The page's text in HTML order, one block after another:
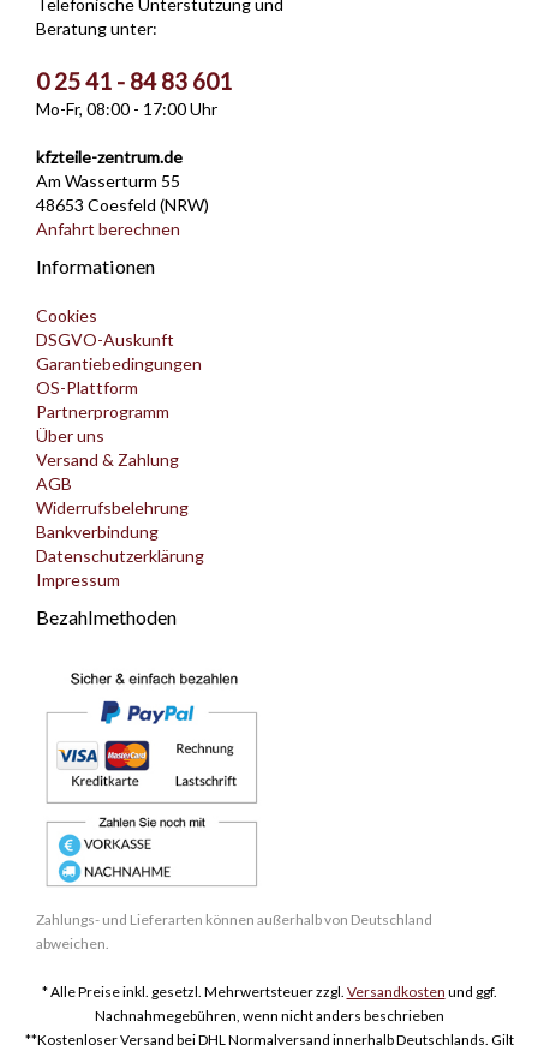
Beratung unter:
0 25 41 - 84 83 601
Mo-Fr, 08:00 - 17:00 Uhr
kfzteile-zentrum.de
Am Wasserturm 55
48653 Coesfeld (NRW)
Anfahrt berechnen
Informationen
Cookies
DSGVO-Auskunft
Garantiebedingungen
OS-Plattform
Partnerprogramm
Über uns
Versand & Zahlung
AGB
Widerrufsbelehrung
Bankverbindung
Datenschutzerklärung
Impressum
Bezahlmethoden
Zahlungs- und Lieferarten können außerhalb von Deutschland
abweichen.
* Alle Preise inkl. gesetzl. Mehrwertsteuer zzgl. Versandkosten und ggf.
Nachnahmegebühren, wenn nicht anders beschrieben
**Kostenloser Versand bei DHL Normalversand innerhalb Deutschlands. Gilt